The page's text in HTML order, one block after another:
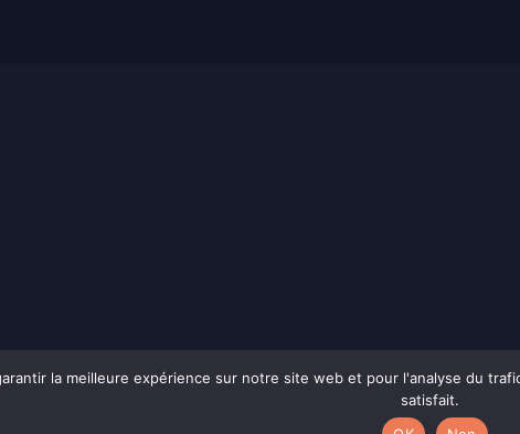
la meilleure expérience sur notre site web et pour l'analyse du
satisfait.